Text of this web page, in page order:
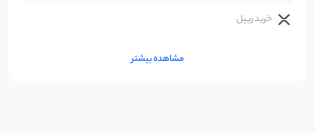
خرید ریپل
مشاهده بیشتر